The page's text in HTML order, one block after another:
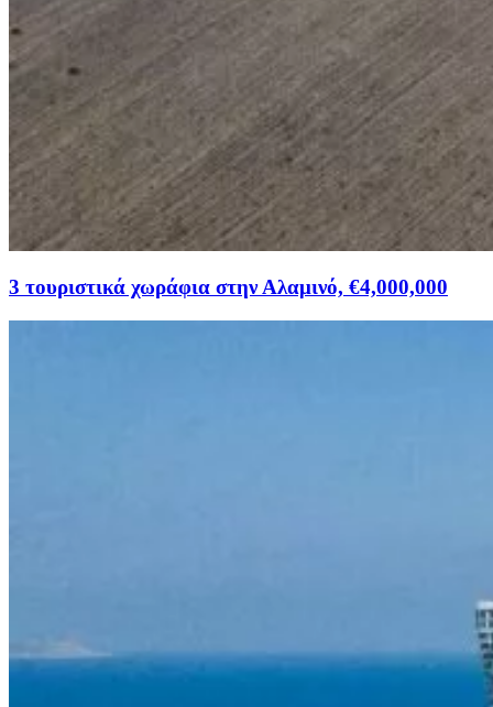
3 τουριστικά χωράφια στην Αλαμινό, €4,000,000